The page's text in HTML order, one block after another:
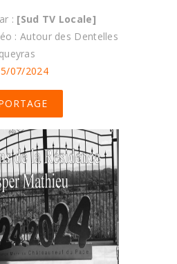
: [Sud TV Locale]
: Autour des Dentelles
07/2024